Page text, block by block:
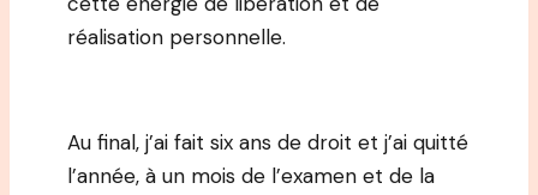
réalisation personnelle.
Au final, j’ai fait six ans de droit et j’ai quitté
l’année, à un mois de l’examen et de la